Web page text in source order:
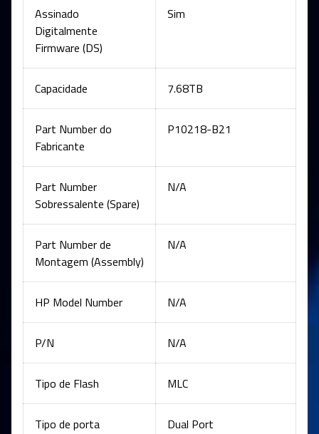
Assinado
Digitalmente
Firmware (DS)
Sim
Capacidade 7.68TB
Part Number do
Fabricante
P10218-B21
Part Number
Sobressalente (Spare)
N/A
Part Number de
Montagem (Assembly)
N/A
HP Model Number N/A
P/N N/A
Tipo de Flash MLC
Tipo de porta Dual Port